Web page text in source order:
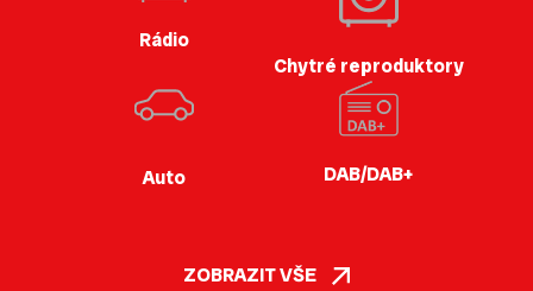
Rádio
Chytré reproduktory
Auto DAB/DAB+
ZOBRAZIT VŠE